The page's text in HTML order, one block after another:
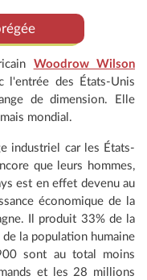
Woodrow Wilson
l'entrée des États-Unis
de dimension. Elle
mondial.
industriel car les États-
que leurs hommes,
est en effet devenu au
économique de la
Il produit 33% de la
la population humaine
sont au total moins
et les 28 millions